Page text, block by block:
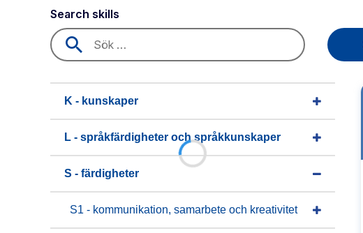
Search skills
K - kunskaper
L - språkfärdigheter och språkkunskaper
S - färdigheter
S1 - kommunikation, samarbete och kreativitet